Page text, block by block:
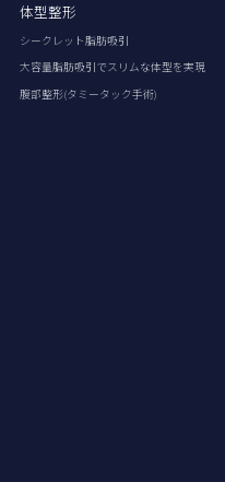
体型整形
シークレット脂肪吸引
大容量脂肪吸引でスリムな体型を実現
腹部整形(タミータック手術)